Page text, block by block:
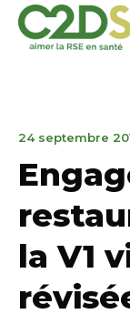
Aller
contenu
24 septembre
la V1